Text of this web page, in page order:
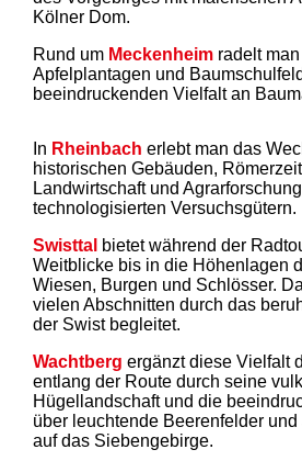
Kölner Dom.
Rund um Meckenheim radelt
Apfelplantagen und
beeindruckenden Vielfalt an
In Rheinbach erlebt man das
historischen Gebäuden,
Landwirtschaft und
technologisierten Versuchsgütern.
Swisttal bietet während der
Weitblicke bis in die Höhenlagen
Wiesen, Burgen und Schlösser.
vielen Abschnitten durch das
der Swist begleitet.
Wachtberg ergänzt diese Vielfalt
entlang der Route durch seine
Hügellandschaft und die
über leuchtende Beerenfelder
auf das Siebengebirge.